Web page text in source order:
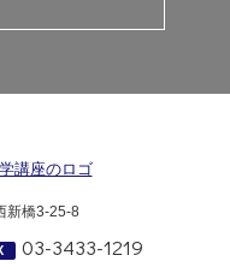
新橋3-25-8
03-3433-1219